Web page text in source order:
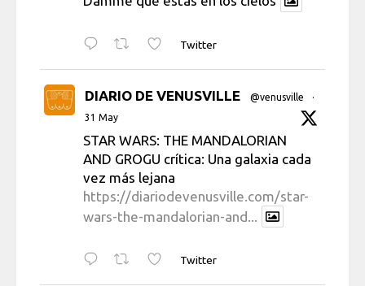
Twitter
DIARIO DE VENUSVILLE @venusville
·
31 May
STAR WARS: THE MANDALORIAN
AND GROGU crítica: Una galaxia cada
vez más lejana
https://diariodevenusville.com/star-
wars-the-mandalorian-and...
Twitter